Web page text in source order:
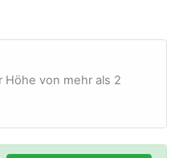
von mehr als 2